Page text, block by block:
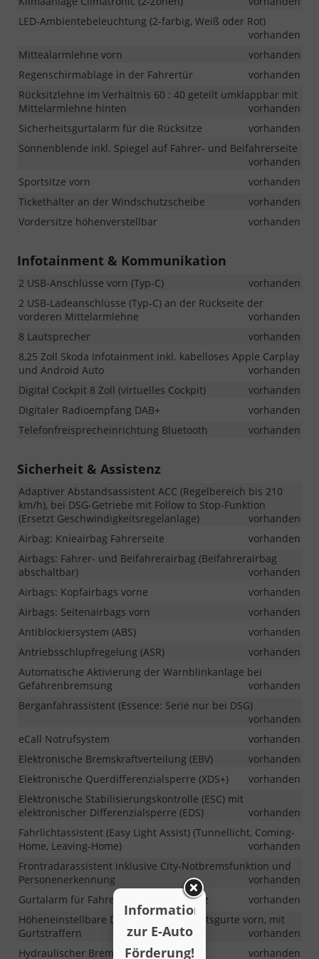
LED-Ambientebeleuchtung (2-farbig, Weiß oder Rot)
vorhanden
Mittealarmlehne vorn
vorhanden
Regenschirmablage in der Fahrertür
vorhanden
Rücksitzlehne im Verhältnis 60 : 40 geteilt umklappbar mit
Mittelarmlehne hinten
vorhanden
Sicherheitsgurtalarm für die Rücksitze
vorhanden
Sonnenblende inkl. Spiegel auf Fahrer- und Beifahrerseite
vorhanden
Sportsitze vorn
vorhanden
Tickethalter an der Windschutzscheibe
vorhanden
Vordersitze höhenverstellbar
vorhanden
Infotainment & Kommunikation
2 USB-Anschlüsse vorn (Typ-C)
vorhanden
2 USB-Ladeanschlüsse (Typ-C) an der Rückseite der
vorderen Mittelarmlehne
vorhanden
8 Lautsprecher
vorhanden
8,25 Zoll Skoda Infotainment inkl. kabelloses Apple Carplay
und Android Auto
vorhanden
Digital Cockpit 8 Zoll (virtuelles Cockpit)
vorhanden
Digitaler Radioempfang DAB+
vorhanden
Telefonfreisprecheinrichtung Bluetooth
vorhanden
Sicherheit & Assistenz
Adaptiver Abstandsassistent ACC (Regelbereich bis 210
km/h), bei DSG-Getriebe mit Follow to Stop-Funktion
(Ersetzt Geschwindigkeitsregelanlage)
vorhanden
Airbag: Knieairbag Fahrerseite
vorhanden
Airbags: Fahrer- und Beifahrerairbag (Beifahrerairbag
abschaltbar)
vorhanden
Airbags: Kopfairbags vorne
vorhanden
Airbags: Seitenairbags vorn
vorhanden
Antiblockiersystem (ABS)
vorhanden
Antriebsschlupfregelung (ASR)
vorhanden
Automatische Aktivierung der Warnblinkanlage bei
Gefahrenbremsung
vorhanden
Berganfahrassistent (Essence: Serie nur bei DSG)
vorhanden
eCall Notrufsystem
vorhanden
Elektronische Bremskraftverteilung (EBV)
vorhanden
Elektronische Querdifferenzialsperre (XDS+)
vorhanden
Elektronische Stabilisierungskontrolle (ESC) mit
elektronischer Differenzialsperre (EDS)
vorhanden
Fahrlichtassistent (Easy Light Assist) (Tunnellicht, Coming-
Home, Leaving-Home)
vorhanden
Frontradarassistent inklusive City-Notbremsfunktion und
Personenerkennung
vorhanden
Gurtalarm für Fahrer- und Beifahrersitz
vorhanden
Höheneinstellbare Dreipunkt-Sicherheitsgurte vorn, mit
Gurtstraffern
vorhanden
Hydraulischer Bremsassistent (HBA)
vorhanden
Information
zur E-Auto
Förderung!